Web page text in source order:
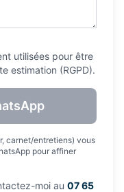
utilisées pour être
estimation (RGPD).
carnet/entretiens) vous
pour affiner
moi au 07 65